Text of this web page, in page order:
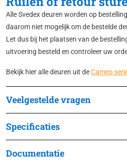
Alle Svedex deuren worden op
daarom niet mogelijk om de bestelde
Let dus bij het plaatsen van de
uitvoering besteld en controleer uw
Bekijk hier alle deuren uit deCameo
Veelgestelde vragen
Specificaties
Documentatie